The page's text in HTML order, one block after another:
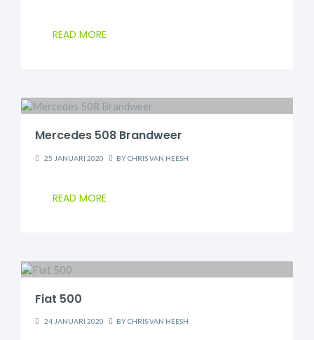
READ MORE
Mercedes 508 Brandweer
25 JANUARI 2020 BYCHRIS VAN HEESH
READ MORE
Fiat 500
24 JANUARI 2020 BYCHRIS VAN HEESH